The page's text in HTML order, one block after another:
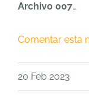
Archivo 007…
Comentar esta
20 Feb 2023